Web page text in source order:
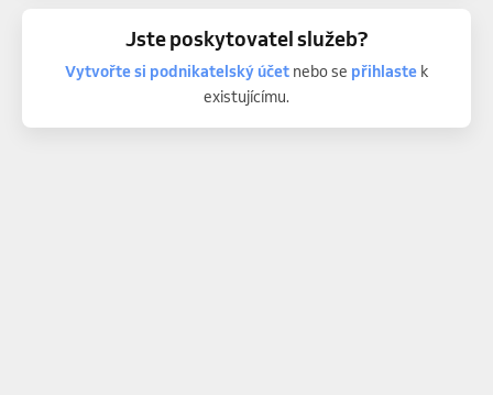
Jste poskytovatel služeb?
Vytvořte si podnikatelský účetnebo se přihlastek
existujícímu.